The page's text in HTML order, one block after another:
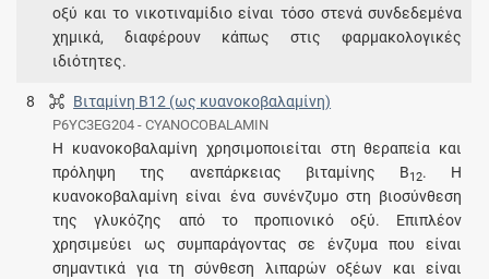
οξύ και το νικοτιναμίδιο είναι τόσο στενά συνδεδεμένα
χημικά, διαφέρουν κάπως στις φαρμακολογικές
ιδιότητες.
8 Βιταμίνη Β12 (ως κυανοκοβαλαμίνη)
P6YC3EG204 - CYANOCOBALAMIN
Η κυανοκοβαλαμίνη χρησιμοποιείται στη θεραπεία και
πρόληψη της ανεπάρκειας βιταμίνης Β12. Η
κυανοκοβαλαμίνη είναι ένα συνένζυμο στη βιοσύνθεση
της γλυκόζης από το προπιονικό οξύ. Επιπλέον
χρησιμεύει ως συμπαράγοντας σε ένζυμα που είναι
σημαντικά για τη σύνθεση λιπαρών οξέων και είναι